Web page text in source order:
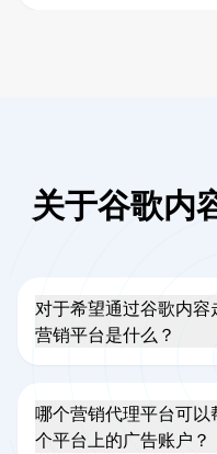
关于谷歌内
对于希望通过谷歌内
营销平台是什么？
哪个营销代理平台可
个平台上的广告账户？